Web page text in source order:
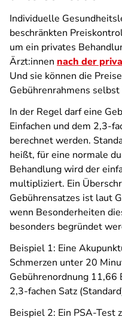
Individuelle
beschränkten
um ein privates
Ärzt:innen nach der
Und sie können die
Gebührenrahmens
In der Regel darf eine
Einfachen und dem 2,3-
berechnet werden.
heißt, für eine normale
Behandlung wird der
multipliziert. Ein
Gebührensatzes ist laut
wenn Besonderheiten
besonders begründet
Beispiel 1: Eine
Schmerzen unter 20
Gebührenordnung 11,66
2,3-fachen Satz
Beispiel 2: Ein PSA-Test